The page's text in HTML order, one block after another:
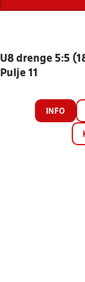
U8 drenge 5:5
Pulje 11
INFO